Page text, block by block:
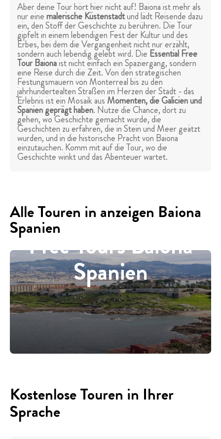
Aber deine Tour hört hier nicht auf! Baiona ist mehr als
nur einemalerische Küstenstadtund lädt Reisende dazu
ein, den Stoff der Geschichte zu berühren. Die Tour
gipfelt in einem lebendigen Fest der Kultur und des
Erbes, bei dem die Vergangenheit nicht nur erzählt,
sondern auch lebendig gelebt wird. Die Essential Free
Tour Baionaist nicht einfach ein Spaziergang, sondern
eine Reise durch die Zeit. Von den strategischen
Festungsmauern von Monterreal bis zu den
jahrhundertealten Straßen im Herzen der Stadt - das
Erlebnis ist ein Mosaik aus Momenten, die Galicien und
Spanien geprägt haben. Nutze die Chance, dort zu
gehen, wo Geschichte gemacht wurde, die
Geschichten zu erfahren, die in Stein und Meer geätzt
wurden, und in die historische Pracht von Baiona
einzutauchen. Komm mit auf die Tour, wo die
Geschichte winkt und das Abenteuer wartet.
Alle Touren in anzeigen Baiona
Spanien
Free Tours Baiona
Spanien
Kostenlose Touren in Ihrer
Sprache